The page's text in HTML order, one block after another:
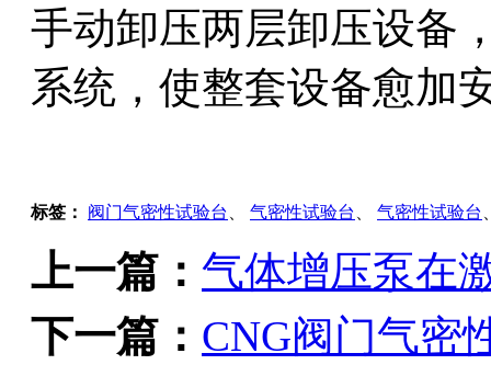
手动卸压两层卸压设备
系统，使整套设备愈加
标签： 阀门气密性试验台 、 气密性试验台 、 气密性试验台
上一篇： 气体增压泵在
下一篇： CNG阀门气密